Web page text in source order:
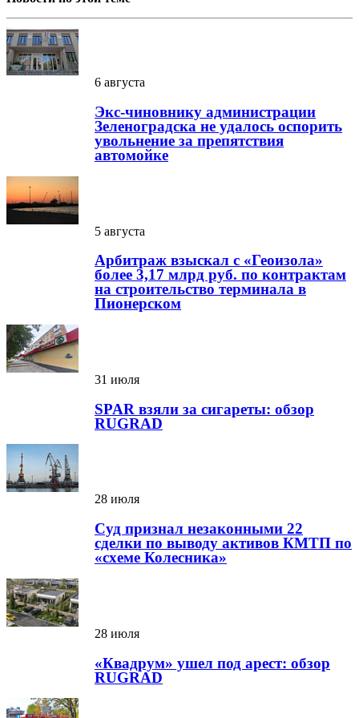
6 августа
Экс-чиновнику администрации
Зеленоградска не удалось оспорить
увольнение за препятствия
автомойке
5 августа
Арбитраж взыскал с «Геоизола»
более 3,17 млрд руб. по контрактам
на строительство терминала в
Пионерском
31 июля
SPAR взяли за сигареты: обзор
RUGRAD
28 июля
Суд признал незаконными 22
сделки по выводу активов КМТП по
«схеме Колесника»
28 июля
«Квадрум» ушел под арест: обзор
RUGRAD